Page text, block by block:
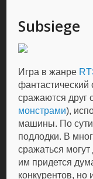
Subsiege
Игра в жанре
фантастический
сражаются друг
монстрами),
машины. По сути
подлодки. В
сражаться
им придется
конкурентов, но